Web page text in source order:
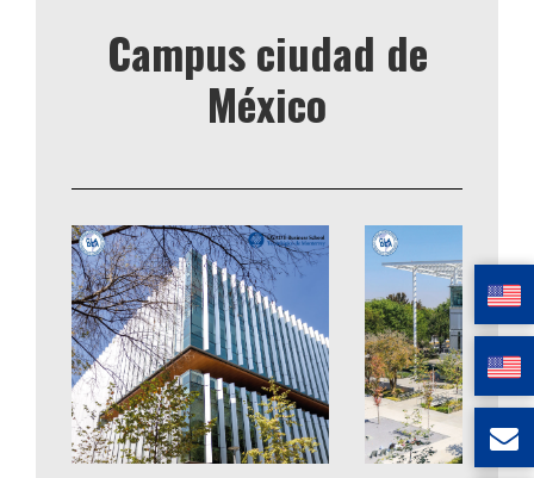
Campus ciudad de
México